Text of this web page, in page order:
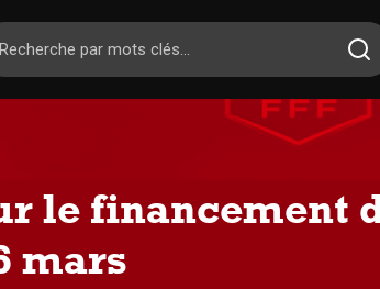
le financement
mars